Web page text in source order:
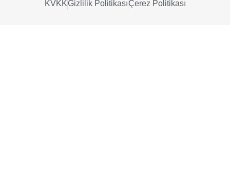
KVKKGizlilik PolitikasıÇerez Politikası